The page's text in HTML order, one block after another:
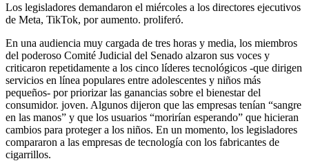
Los legisladores demandaron el miércoles a los directores ejecutivos
de Meta, TikTok, por aumento. proliferó.
En una audiencia muy cargada de tres horas y media, los miembros
del poderoso Comité Judicial del Senado alzaron sus voces y
criticaron repetidamente a los cinco líderes tecnológicos -que dirigen
servicios en línea populares entre adolescentes y niños más
pequeños- por priorizar las ganancias sobre el bienestar del
consumidor. joven. Algunos dijeron que las empresas tenían “sangre
en las manos” y que los usuarios “morirían esperando” que hicieran
cambios para proteger a los niños. En un momento, los legisladores
compararon a las empresas de tecnología con los fabricantes de
cigarrillos.